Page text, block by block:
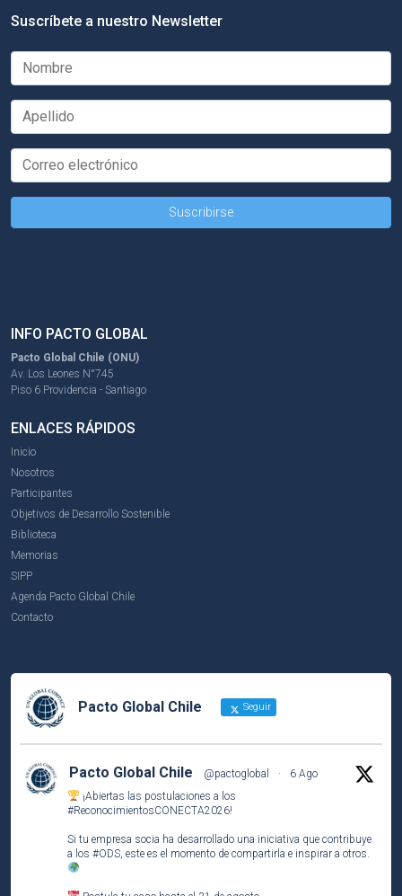
Suscríbete a nuestro Newsletter
INFO PACTO GLOBAL
Pacto Global Chile (ONU)
Av. Los Leones N°745
Piso 6 Providencia - Santiago
ENLACES RÁPIDOS
Inicio
Nosotros
Participantes
Objetivos de Desarrollo Sostenible
Biblioteca
Memorias
SIPP
Agenda Pacto Global Chile
Contacto
Pacto Global Chile Seguir
Pacto Global Chile @pactoglobal ·
6 Ago
¡Abiertas las postulaciones a los
#ReconocimientosCONECTA2026!
Si tu empresa socia ha desarrollado una iniciativa que contribuye
a los #ODS, este es el momento de compartirla e inspirar a otros.